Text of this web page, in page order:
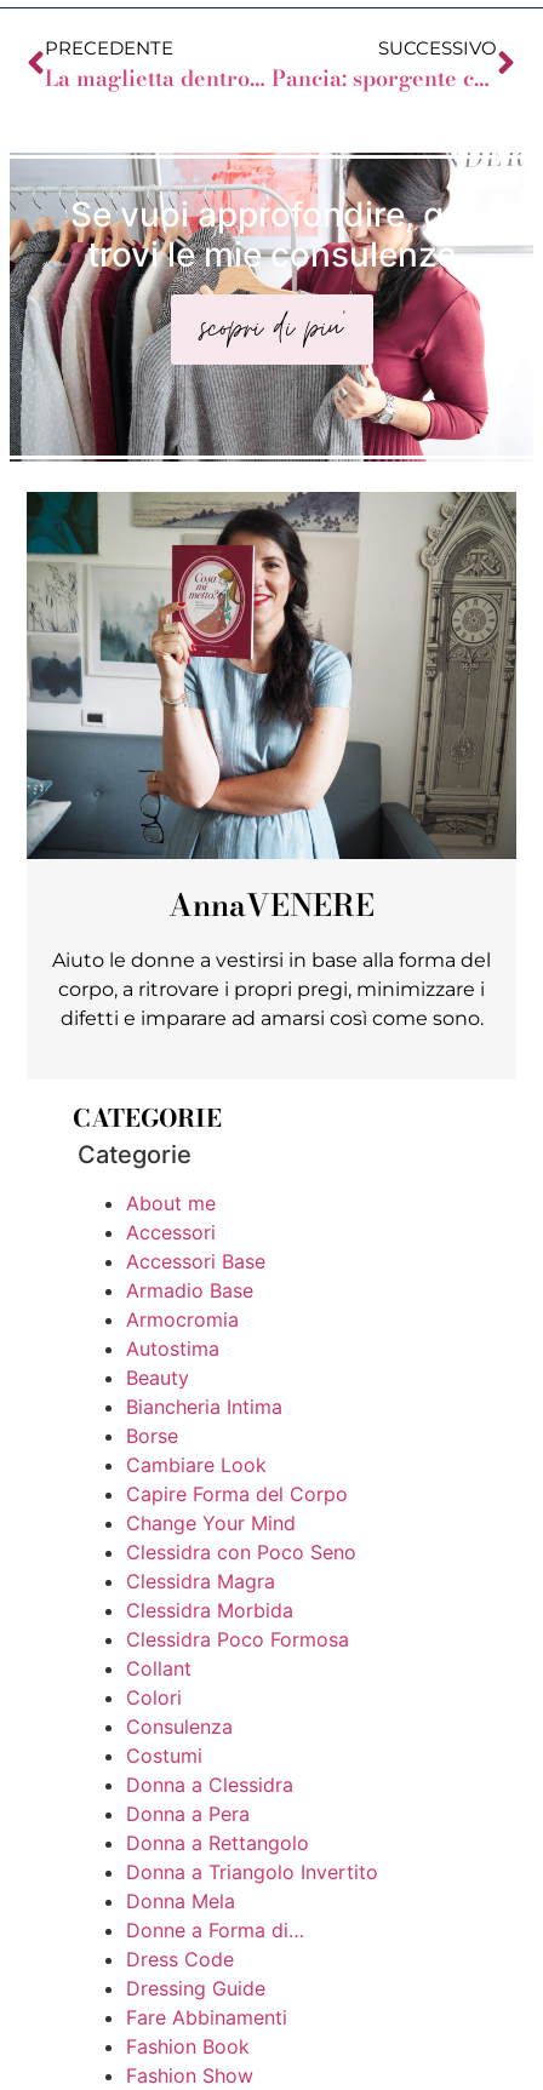
PRECEDENTE
La maglietta dentro o fuori dai pantaloni?
SUCCESSIVO
Pancia: sporgente che sale sino al seno
Se vuoi approfondire, qui
trovi le mie consulenze
scopri di piu'
AnnaVENERE
Aiuto le donne a vestirsi in base alla forma del
corpo, a ritrovare i propri pregi, minimizzare i
difetti e imparare ad amarsi così come sono.
CATEGORIE
Categorie
About me
Accessori
Accessori Base
Armadio Base
Armocromia
Autostima
Beauty
Biancheria Intima
Borse
Cambiare Look
Capire Forma del Corpo
Change Your Mind
Clessidra con Poco Seno
Clessidra Magra
Clessidra Morbida
Clessidra Poco Formosa
Collant
Colori
Consulenza
Costumi
Donna a Clessidra
Donna a Pera
Donna a Rettangolo
Donna a Triangolo Invertito
Donna Mela
Donne a Forma di…
Dress Code
Dressing Guide
Fare Abbinamenti
Fashion Book
Fashion Show